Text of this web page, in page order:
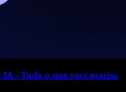
- Tudo o que você precisa